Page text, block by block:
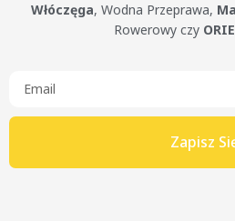
Włóczęga, Wodna Przeprawa,
Rowerowy czy
Zapisz